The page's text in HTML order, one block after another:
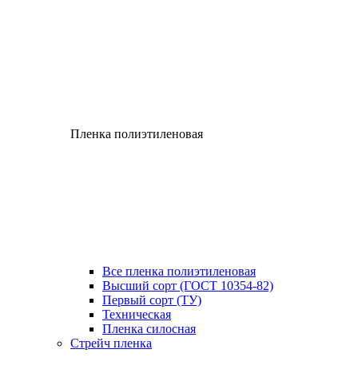
Пленка полиэтиленовая
Все пленка полиэтиленовая
Высший сорт (ГОСТ 10354-82)
Первый сорт (ТУ)
Техническая
Пленка силосная
Стрейч пленка